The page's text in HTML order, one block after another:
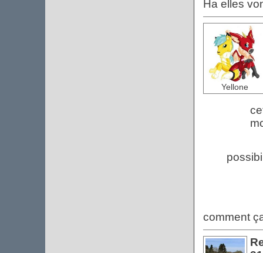
Ha elles
Yellone
comment